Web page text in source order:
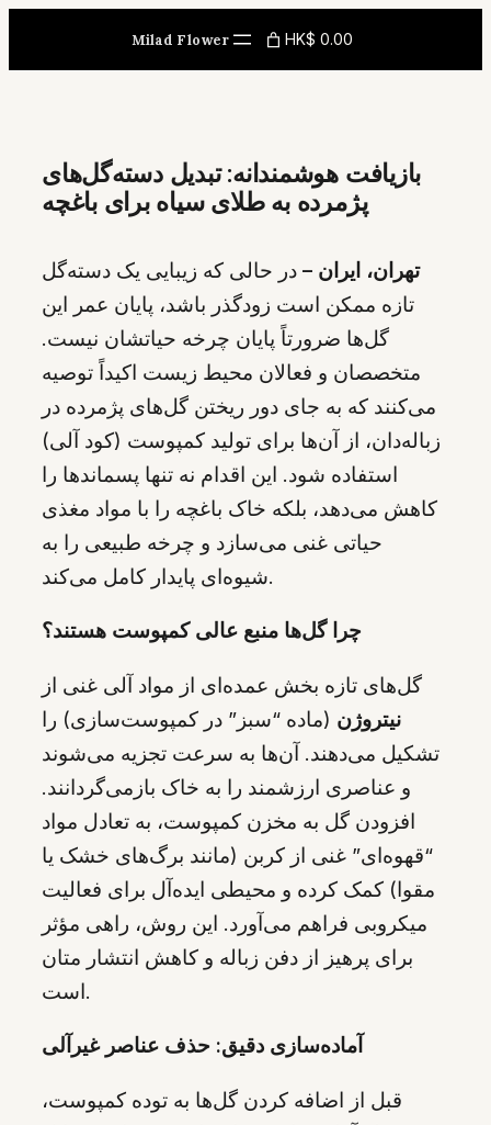
content
Milad Flower HK$ 0.00
بازیافت هوشمندانه: تبدیل دسته‌گل‌های
پژمرده به طلای سیاه برای باغچه
تهران، ایران – در حالی که زیبایی یک دسته‌گل
تازه ممکن است زودگذر باشد، پایان عمر این
گل‌ها ضرورتاً پایان چرخه حیاتشان نیست.
متخصصان و فعالان محیط زیست اکیداً توصیه
می‌کنند که به جای دور ریختن گل‌های پژمرده در
زباله‌دان، از آن‌ها برای تولید کمپوست (کود آلی)
استفاده شود. این اقدام نه تنها پسماندها را
کاهش می‌دهد، بلکه خاک باغچه را با مواد مغذی
حیاتی غنی می‌سازد و چرخه طبیعی را به
شیوه‌ای پایدار کامل می‌کند.
چرا گل‌ها منبع عالی کمپوست هستند؟
گل‌های تازه بخش عمده‌ای از مواد آلی غنی از
نیتروژن (ماده “سبز” در کمپوست‌سازی) را
تشکیل می‌دهند. آن‌ها به سرعت تجزیه می‌شوند
و عناصری ارزشمند را به خاک بازمی‌گردانند.
افزودن گل به مخزن کمپوست، به تعادل مواد
“قهوه‌ای” غنی از کربن (مانند برگ‌های خشک یا
مقوا) کمک کرده و محیطی ایده‌آل برای فعالیت
میکروبی فراهم می‌آورد. این روش، راهی مؤثر
برای پرهیز از دفن زباله و کاهش انتشار متان
است.
آماده‌سازی دقیق: حذف عناصر غیرآلی
قبل از اضافه کردن گل‌ها به توده کمپوست،